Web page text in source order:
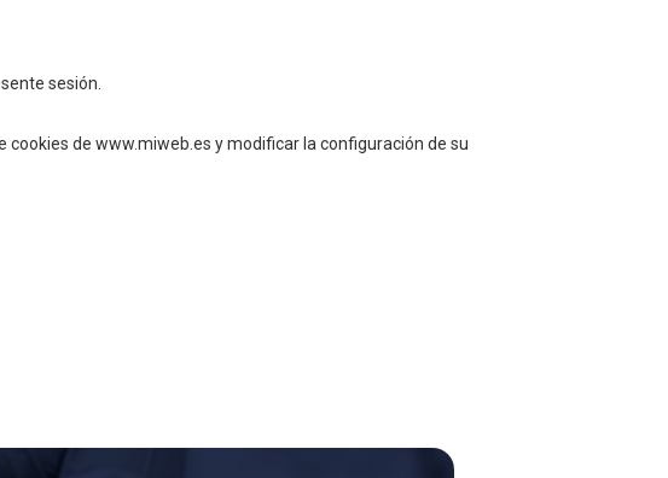
sesión.
de www.miweb.es y modificar la configuración de su